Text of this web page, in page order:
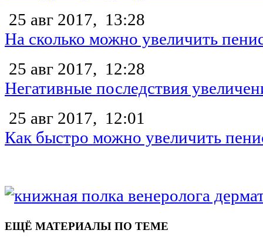
25 авг 2017, 13:28
На сколько можно увеличить
25 авг 2017, 12:28
Негативные последствия
25 авг 2017, 12:01
Как быстро можно увеличить
ЕЩЁ МАТЕРИАЛЫ ПО ТЕМЕ